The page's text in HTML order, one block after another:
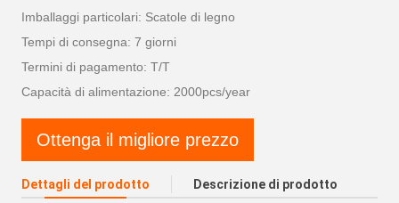
Imballaggi particolari: Scatole di legno
Tempi di consegna: 7 giorni
Termini di pagamento: T/T
Capacità di alimentazione: 2000pcs/year
Ottenga il migliore prezzo
Dettagli del prodotto Descrizione di prodotto